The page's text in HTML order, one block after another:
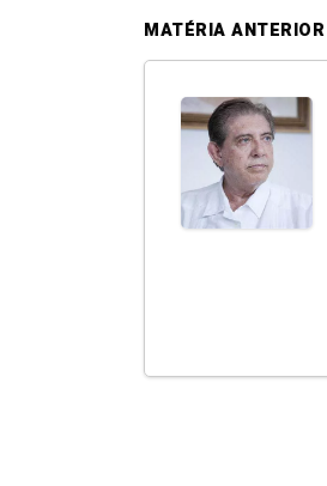
MATÉRIA ANTERIOR